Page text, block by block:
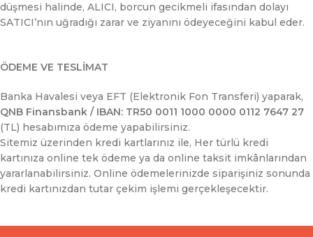
düşmesi halinde, ALICI, borcun gecikmeli ifasından dolayı
SATICI’nın uğradığı zarar ve ziyanını ödeyeceğini kabul eder.
ÖDEME VE TESLİMAT
Banka Havalesi veya EFT (Elektronik Fon Transferi) yaparak,
QNB Finansbank / IBAN: TR50 0011 1000 0000 0112 7647 27
(TL) hesabımıza ödeme yapabilirsiniz.
Sitemiz üzerinden kredi kartlarınız ile, Her türlü kredi
kartınıza online tek ödeme ya da online taksit imkânlarından
yararlanabilirsiniz. Online ödemelerinizde siparişiniz sonunda
kredi kartınızdan tutar çekim işlemi gerçekleşecektir.